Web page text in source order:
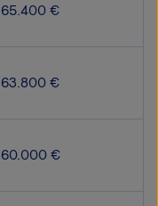
65.400 €
63.800 €
60.000 €